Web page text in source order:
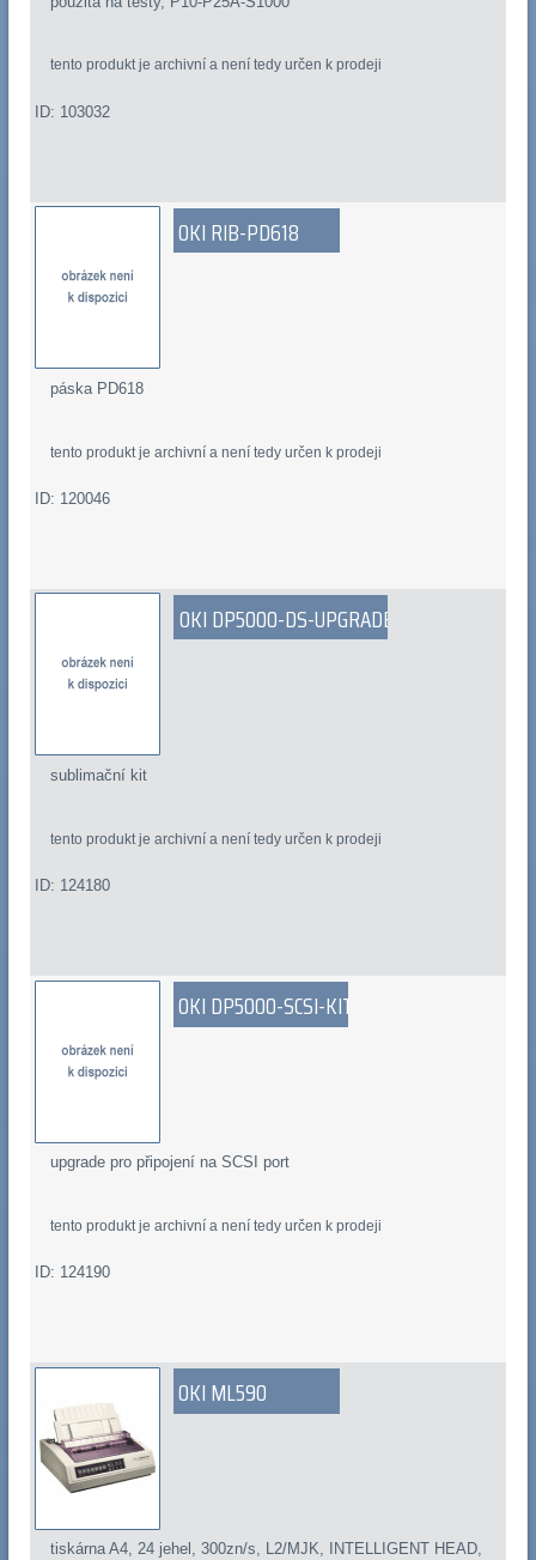
tento produkt je archivní a není tedy určen k prodeji
ID: 103032
OKI RIB-PD618
páska PD618
tento produkt je archivní a není tedy určen k prodeji
ID: 120046
OKI DP5000-DS-UPGRADE
sublimační kit
tento produkt je archivní a není tedy určen k prodeji
ID: 124180
OKI DP5000-SCSI-KIT
upgrade pro připojení na SCSI port
tento produkt je archivní a není tedy určen k prodeji
ID: 124190
OKI ML590
tiskárna A4, 24 jehel, 300zn/s, L2/MJK, INTELLIGENT HEAD,